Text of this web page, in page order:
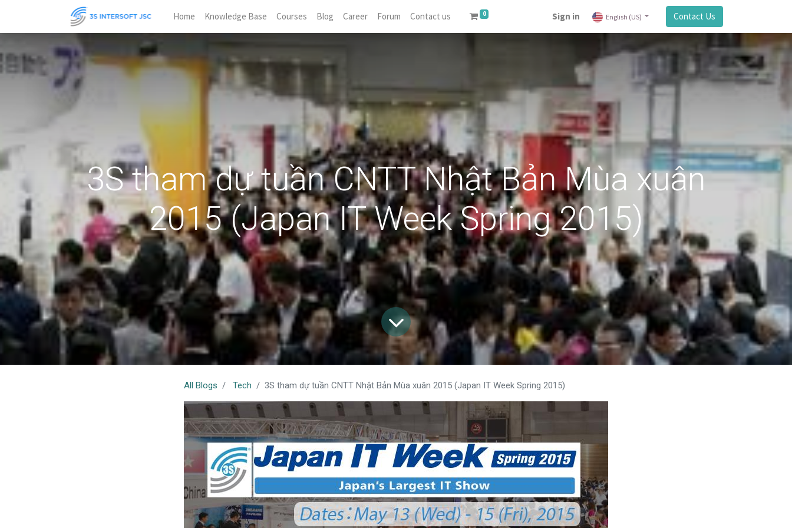
Home Knowledge Base Courses Blog Career Forum Contact us 0 Sign in English (US) Contact Us
3S tham dự tuần CNTT Nhật Bản Mùa xuân
2015 (Japan IT Week Spring 2015)
All Blogs Tech 3S tham dự tuần CNTT Nhật Bản Mùa xuân 2015 (Japan IT Week Spring 2015)